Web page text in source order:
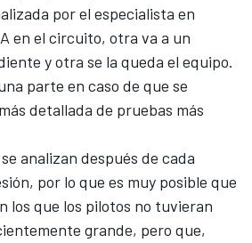
por el especialista en
en el circuito, otra va a un
y otra se la queda el equipo.
parte en caso de que se
detallada de pruebas más
analizan después de cada
por lo que es muy posible que
los que los pilotos no tuvieran
grande, pero que,